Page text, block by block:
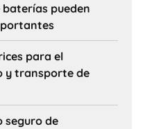
baterías pueden
para el
y transporte de
seguro de